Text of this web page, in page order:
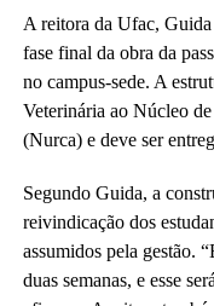
A reitora da Ufac,
fase final da obra da
no campus-sede. A
Veterinária ao Núcleo
(Nurca) e deve ser
Segundo Guida, a
reivindicação dos
assumidos pela gestão.
duas semanas, e esse